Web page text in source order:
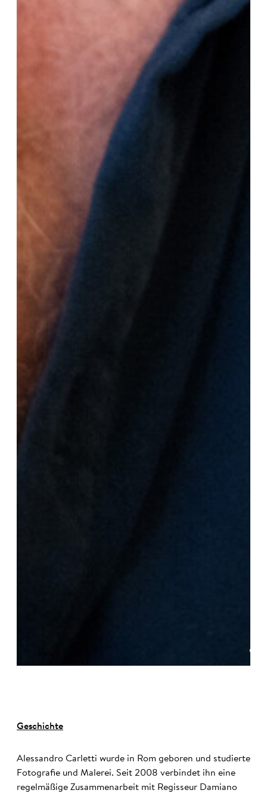
©
Geschichte
Alessandro Carletti wurde in Rom geboren und studierte
Fotografie und Malerei. Seit 2008 verbindet ihn eine
regelmäßige Zusammenarbeit mit Regisseur Damiano